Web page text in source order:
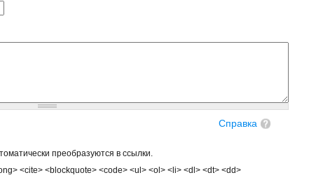
Справка
преобразуются в ссылки.
<cite> <blockquote> <code> <ul> <ol> <li> <dl> <dt> <dd>